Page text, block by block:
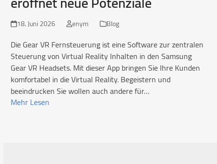
18. Juni 2026 enym Blog
Die Gear VR Fernsteuerung ist eine Software zur zentralen
Steuerung von Virtual Reality Inhalten in den Samsung
Gear VR Headsets. Mit dieser App bringen Sie Ihre Kunden
komfortabel in die Virtual Reality. Begeistern und
beeindrucken Sie wollen auch andere für…
Mehr Lesen